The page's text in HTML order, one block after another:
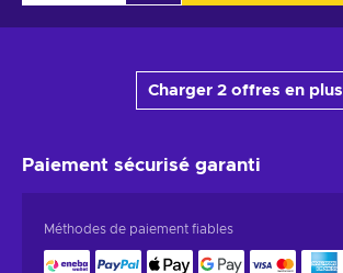
Charger 2 offres en plus
Paiement sécurisé garanti
Méthodes de paiement fiables